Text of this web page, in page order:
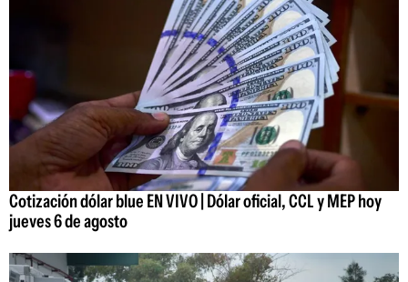
Cotización dólar blue EN VIVO | Dólar oficial, CCL y MEP hoy
jueves 6 de agosto